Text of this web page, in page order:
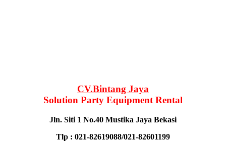
CV.Bintang Jaya
Solution Party Equipment Rental
Jln. Siti 1 No.40 Mustika Jaya Bekasi
Tlp : 021-82619088/021-82601199